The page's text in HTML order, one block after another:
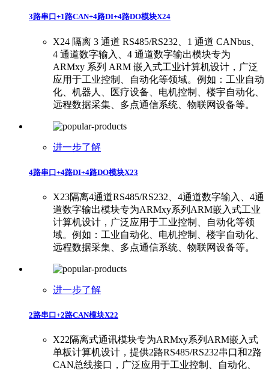
3路串口+1路CAN+4路DI+4路DO模块X24
X24 隔离 3 通道 RS485/RS232、1 通道 CANbus、
4 通道数字输入、4 通道数字输出模块专为
ARMxy 系列 ARM 嵌入式工业计算机设计，广泛
应用于工业控制、自动化等领域。例如：工业自动
化、机器人、医疗设备、电机控制、楼宇自动化、
远程数据采集、多点通信系统、物联网设备等。
进一步了解
4路串口+4路DI+4路DO模块X23
X23隔离4通道RS485/RS232、4通道数字输入、4通
道数字输出模块专为ARMxy系列ARM嵌入式工业
计算机设计，广泛应用于工业控制、自动化等领
域。例如：工业自动化、电机控制、楼宇自动化、
远程数据采集、多点通信系统、物联网设备等。
进一步了解
2路串口+2路CAN模块X22
X22隔离式通讯模块专为ARMxy系列ARM嵌入式
单板计算机设计，提供2路RS485/RS232串口和2路
CAN总线接口，广泛应用于工业控制、自动化、